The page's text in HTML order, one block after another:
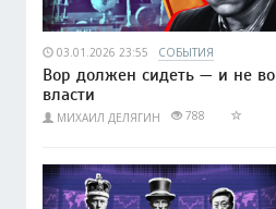
03.01.2026 23:55 СОБЫТИЯ
Вор должен сидеть — и не во
власти
МИХАИЛ ДЕЛЯГИН 788